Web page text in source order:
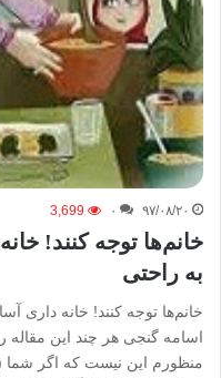
۹۷/۰۸/۲۰ ۰ 3,699
خانم‌ها توجه کنند!
به راحتی
خانم‌ها توجه کنند! خانه‌ داری
اسامه گنجی هر چند این مقاله
منظورم این نیست که اگر شما